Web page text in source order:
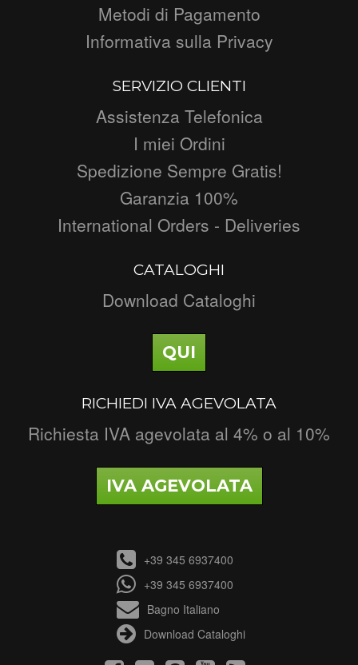
Metodi di Pagamento
Informativa sulla Privacy
SERVIZIO CLIENTI
Assistenza Telefonica
I miei Ordini
Spedizione Sempre Gratis!
Garanzia 100%
International Orders - Deliveries
CATALOGHI
Download Cataloghi
QUI
RICHIEDI IVA AGEVOLATA
Richiesta IVA agevolata al 4% o al 10%
IVA AGEVOLATA
+39 345 6937400
+39 345 6937400
Bagno Italiano
Download Cataloghi